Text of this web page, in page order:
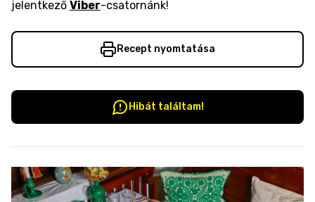
jelentkező Viber-csatornánk!
Recept nyomtatása
Hibát találtam!